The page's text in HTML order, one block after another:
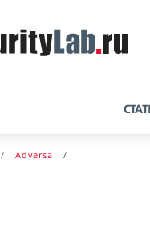
Adversa